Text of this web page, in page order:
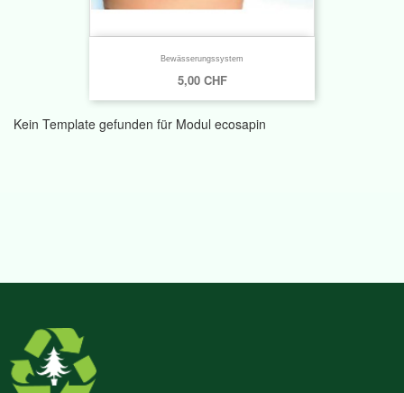
Bewässerungssystem
5,00 CHF
Kein Template gefunden für Modul ecosapin